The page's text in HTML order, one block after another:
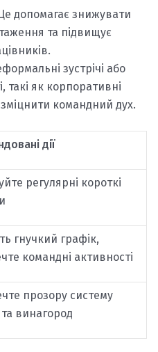
допомагає знижувати
та підвищує
зустрічі або
такі як корпоративні
командний дух.
дії
регулярні короткі
гнучкий графік,
командні активності
прозору систему
та винагород